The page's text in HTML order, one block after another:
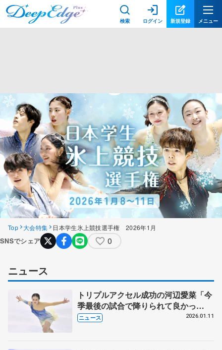
検索 ログイン 新規登録 メニュー
Top 大会特集 日本学生氷上競技選手権 2026年1月
SNSでシェア 0
ニュース
トリプルアクセル成功の河辺愛菜「今
季最後の試合で降りられて良かっ
た」 日本学生フィギュア女子フリー
ニュース 2026.01.11